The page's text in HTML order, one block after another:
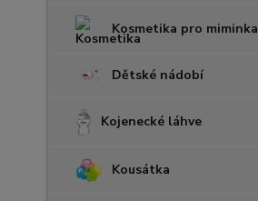
Kosmetika pro miminka
Dětské nádobí
Kojenecké láhve
Kousátka